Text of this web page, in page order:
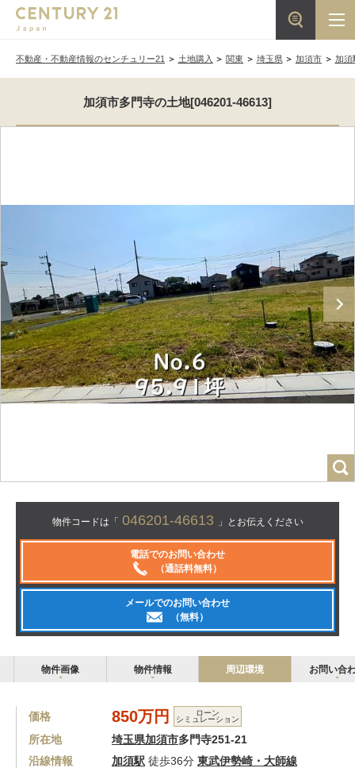
不動産・不動産情報のセンチュリー21 土地購入 関東 埼玉県 加須市 加須
加須市多門寺の土地[046201-46613]
物件コードは「 046201-46613 」とお伝えください
電話でのお問い合わせ
（通話料無料）
メールでのお問い合わせ
（無料）
物件画像 物件情報 周辺環境 お問い合
価格 850万円 ローン
シミュレーション
所在地 埼玉県加須市多門寺251-21
沿線情報
加須駅 徒歩36分 東武伊勢崎・大師線